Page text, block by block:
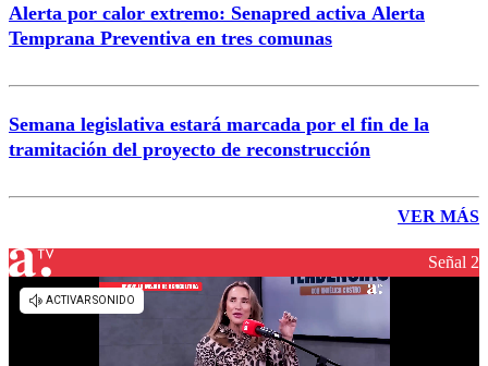
Alerta por calor extremo: Senapred activa Alerta
Temprana Preventiva en tres comunas
Semana legislativa estará marcada por el fin de la
tramitación del proyecto de reconstrucción
VER MÁS
Señal 2